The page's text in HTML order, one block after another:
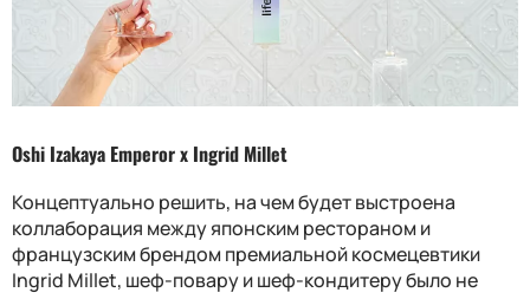
Oshi Izakaya Emperor x Ingrid Millet
Концептуально решить, на чем будет выстроена
коллаборация между японским рестораном и
французским брендом премиальной космецевтики
Ingrid Millet, шеф-повару и шеф-кондитеру было не